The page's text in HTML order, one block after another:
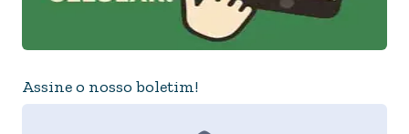
Assine o nosso boletim!